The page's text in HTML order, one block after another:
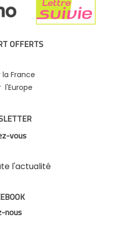
OFFERTS
France
l'Europe
vous
l'actualité
nous